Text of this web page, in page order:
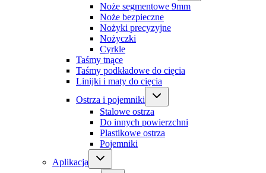
Noże segmentowe 9mm
Noże bezpieczne
Nożyki precyzyjne
Nożyczki
Cyrkle
Taśmy tnące
Taśmy podkładowe do cięcia
Linijki i maty do cięcia
Ostrza i pojemniki
Stalowe ostrza
Do innych powierzchni
Plastikowe ostrza
Pojemniki
Aplikacja